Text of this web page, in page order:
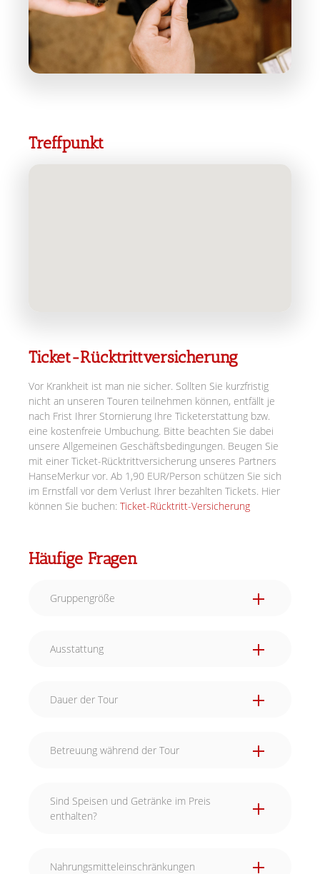
Treffpunkt
Ticket-Rücktrittversicherung
Vor Krankheit ist man nie sicher. Sollten Sie kurzfristig
nicht an unseren Touren teilnehmen können, entfällt je
nach Frist Ihrer Stornierung Ihre Ticketerstattung bzw.
eine kostenfreie Umbuchung. Bitte beachten Sie dabei
unsere Allgemeinen Geschäftsbedingungen. Beugen Sie
mit einer Ticket-Rücktrittversicherung unseres Partners
HanseMerkur vor. Ab 1,90 EUR/Person schützen Sie sich
im Ernstfall vor dem Verlust Ihrer bezahlten Tickets. Hier
können Sie buchen: Ticket-Rücktritt-Versicherung
Häufige Fragen
Gruppengröße
Ausstattung
Dauer der Tour
Betreuung während der Tour
Stadt lassen wir euch natürlich nicht allein. Wir
sehen per GPS immer wo ihr euch gerade
Sind Speisen und Getränke im Preis
enthalten?
Nahrungsmitteleinschränkungen